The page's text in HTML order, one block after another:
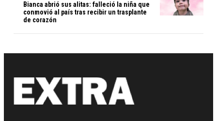
Bianca abrió sus alitas: falleció la niña que
conmovió al país tras recibir un trasplante
de corazón